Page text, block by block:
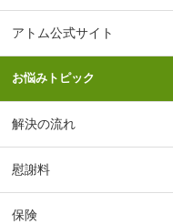
アトム公式サイト
お悩みトピック
解決の流れ
慰謝料
保険